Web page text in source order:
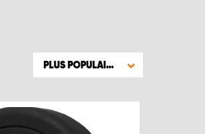
PLUS POPULAIRE